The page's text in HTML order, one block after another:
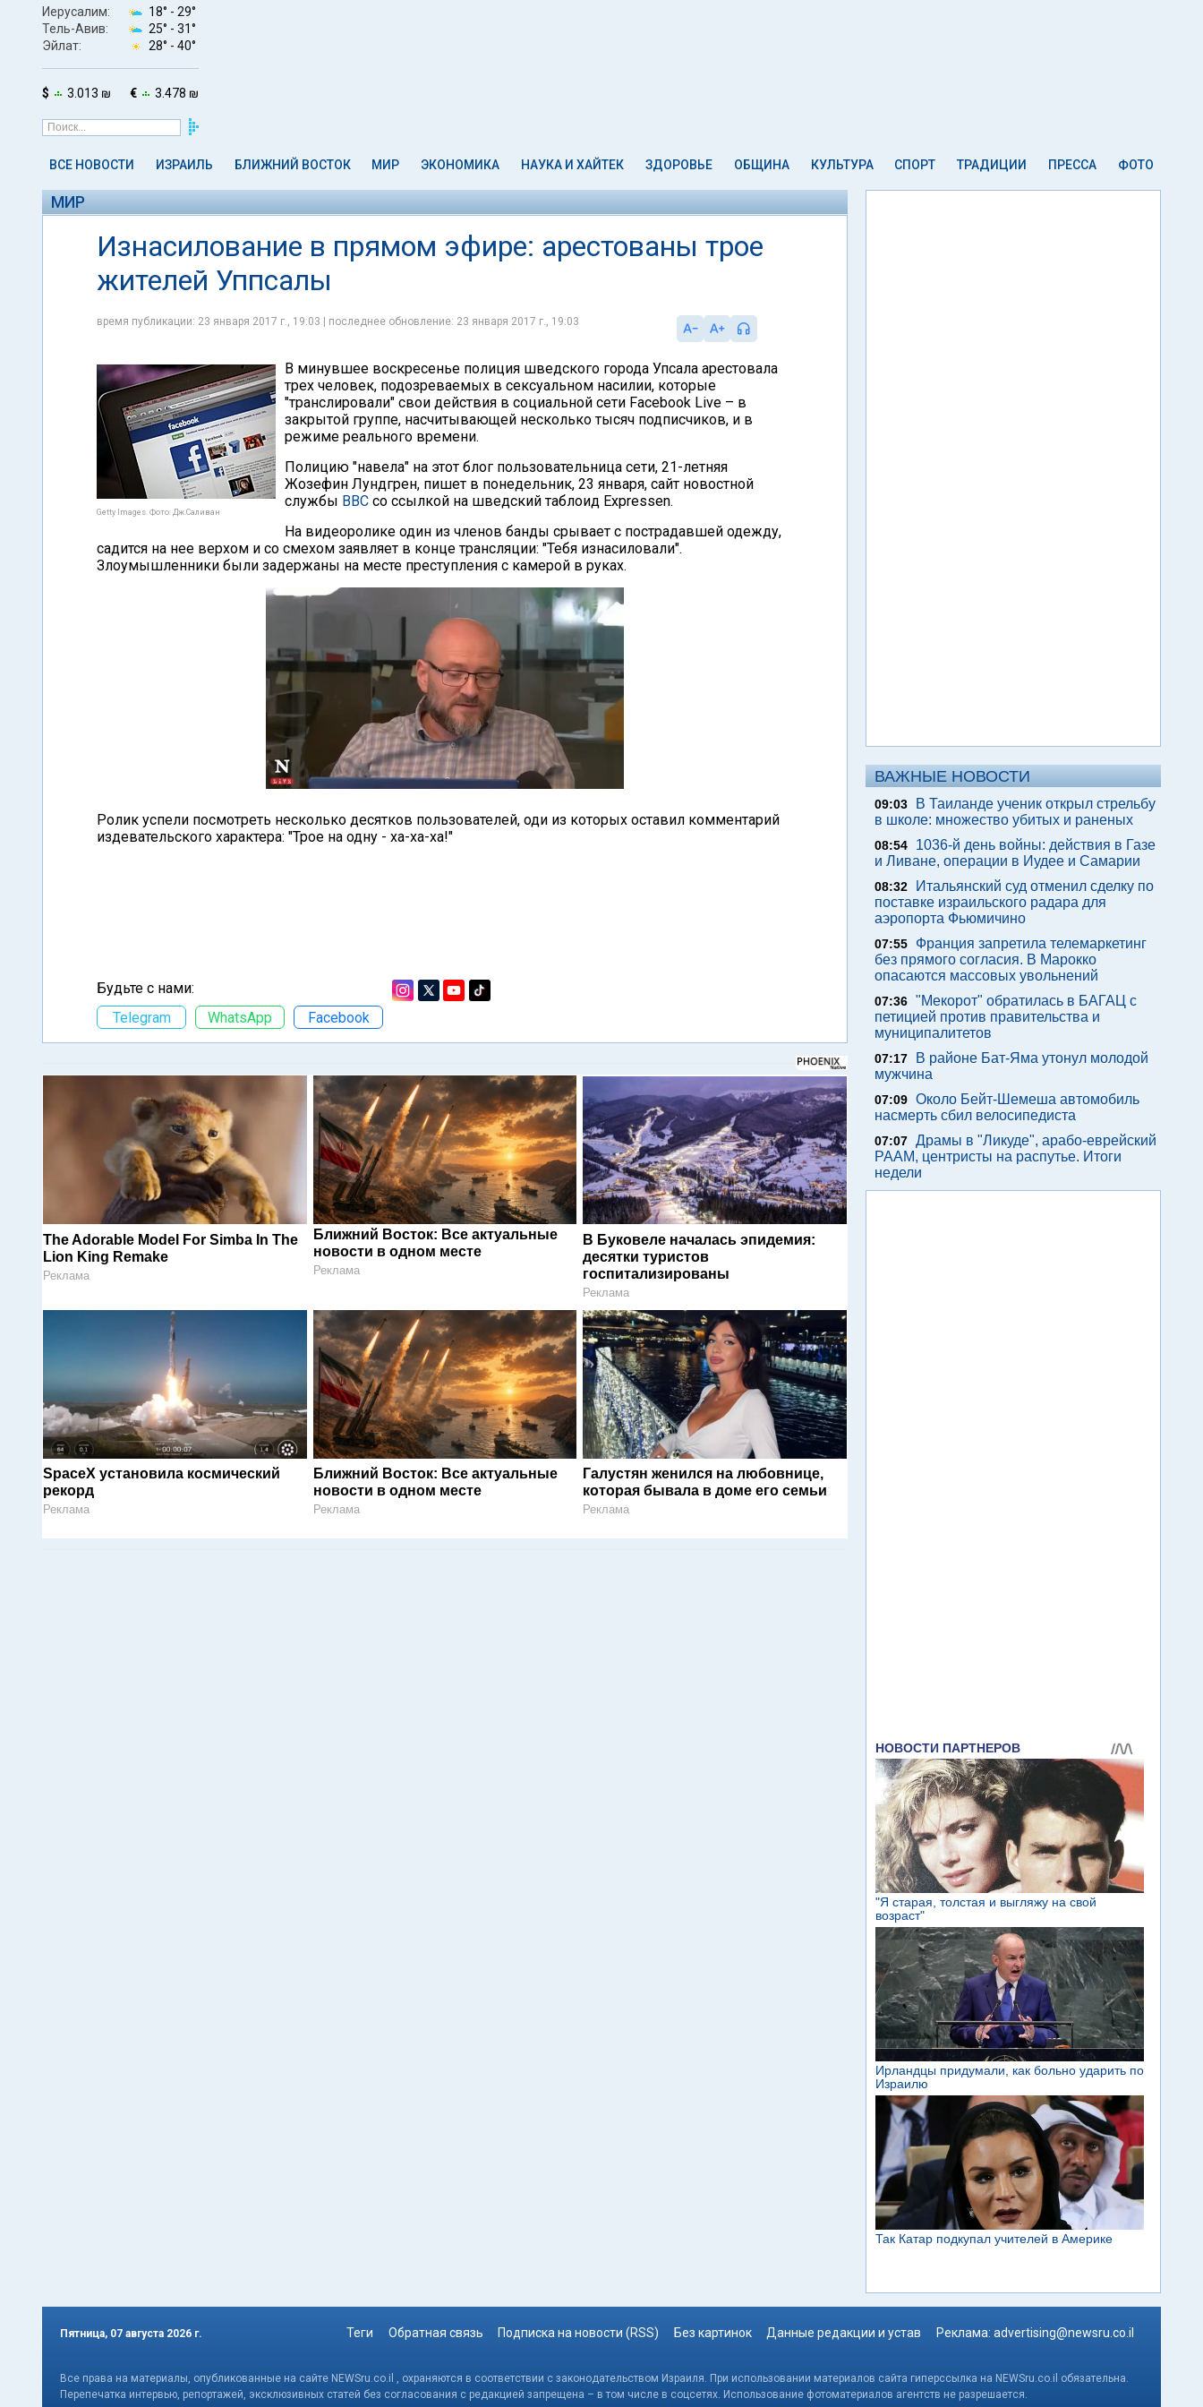
Иерусалим: 18° - 29°
Тель-Авив:
25° - 31°
Эйлат:
28° - 40°
$ 3.013 ₪ € 3.478 ₪
ВСЕ НОВОСТИ ИЗРАИЛЬ БЛИЖНИЙ ВОСТОК МИР ЭКОНОМИКА НАУКА И ХАЙТЕК ЗДОРОВЬЕ ОБЩИНА КУЛЬТУРА СПОРТ ТРАДИЦИИ ПРЕССА ФОТО
МИР
Изнасилование в прямом эфире: арестованы трое
жителей Уппсалы
время публикации: 23 января 2017 г., 19:03 | последнее обновление: 23 января 2017 г., 19:03
Getty Images. Фото: Дж.Саливан
В минувшее воскресенье полиция шведского города Упсала арестовала
трех человек, подозреваемых в сексуальном насилии, которые
"транслировали" свои действия в социальной сети Facebook Live – в
закрытой группе, насчитывающей несколько тысяч подписчиков, и в
режиме реального времени.
Полицию "навела" на этот блог пользовательница сети, 21-летняя
Жозефин Лундгрен, пишет в понедельник, 23 января, сайт новостной
службы ВВС со ссылкой на шведский таблоид Expressen.
На видеоролике один из членов банды срывает с пострадавшей одежду,
садится на нее верхом и со смехом заявляет в конце трансляции: "Тебя изнасиловали".
Злоумышленники были задержаны на месте преступления с камерой в руках.
Ролик успели посмотреть несколько десятков пользователей, оди из которых оставил комментарий
издевательского характера: "Трое на одну - ха-ха-ха!"
Будьте с нами:
Telegram
WhatsApp Facebook
The Adorable Model For Simba In The
Lion King Remake
Реклама
Ближний Восток: Все актуальные
новости в одном месте
Реклама
В Буковеле началась эпидемия:
десятки туристов
госпитализированы
Реклама
SpaceX установила космический
рекорд
Реклама
Ближний Восток: Все актуальные
новости в одном месте
Реклама
Галустян женился на любовнице,
которая бывала в доме его семьи
Реклама
ВАЖНЫЕ НОВОСТИ
09:03
В Таиланде ученик открыл стрельбу
в школе: множество убитых и раненых
08:54
1036-й день войны: действия в Газе
и Ливане, операции в Иудее и Самарии
08:32
Итальянский суд отменил сделку по
поставке израильского радара для
аэропорта Фьюмичино
07:55
Франция запретила телемаркетинг
без прямого согласия. В Марокко
опасаются массовых увольнений
07:36 "Мекорот" обратилась в БАГАЦ с
петицией против правительства и
муниципалитетов
07:17
В районе Бат-Яма утонул молодой
мужчина
07:09 Около Бейт-Шемеша автомобиль
насмерть сбил велосипедиста
07:07 Драмы в "Ликуде", арабо-еврейский
РААМ, центристы на распутье. Итоги
недели
Пятница, 07 августа 2026 г. Теги Обратная связь Подписка на новости (RSS) Без картинок Данные редакции и устав Реклама: advertising@newsru.co.il
Все права на материалы, опубликованные на сайте NEWSru.co.il , охраняются в соответствии с законодательством Израиля. При использовании материалов сайта гиперссылка на NEWSru.co.il обязательна.
Перепечатка интервью, репортажей, эксклюзивных статей без согласования с редакцией запрещена – в том числе в соцсетях. Использование фотоматериалов агентств не разрешается.